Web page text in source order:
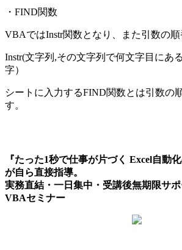
・FIND関数
VBAではInstr関数となり、また引数の順
Instr(文字列,その文字列で何文字目にあ
字）
シートに入力するFIND関数とは引数の
す。
『たった1秒で仕事が片づく Excel自動
が自ら直接指導。
実務直結・一日集中・受講後無期限サ
VBAセミナー